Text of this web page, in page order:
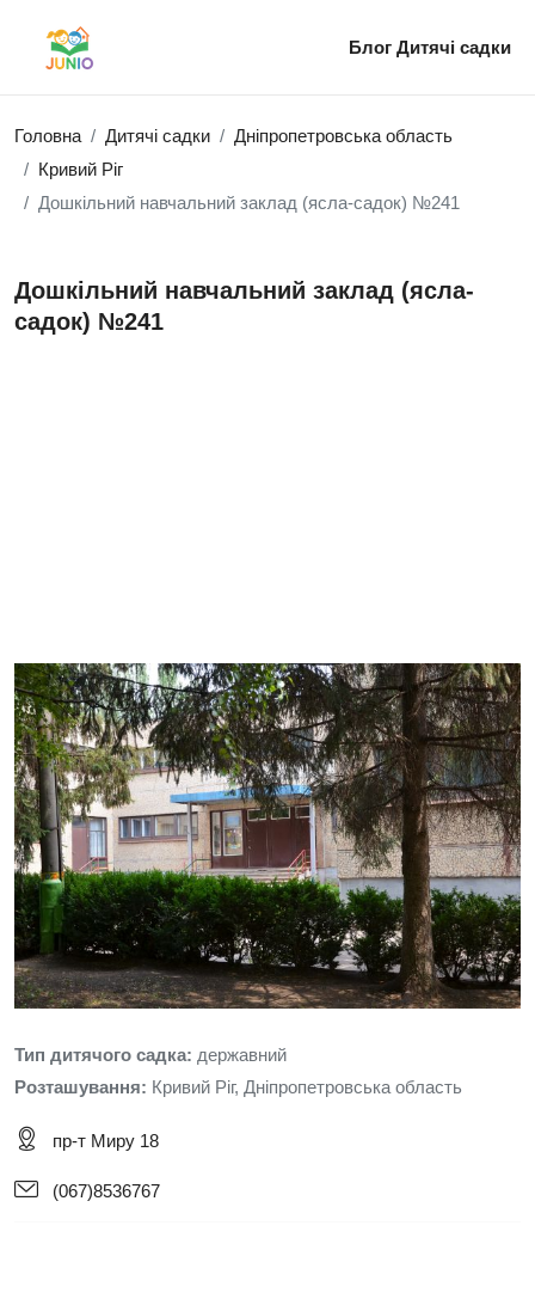
Блог Дитячі садки
Головна Дитячі садки
Дніпропетровська область
Кривий Ріг
Дошкільний навчальний заклад (ясла-садок) №241
Дошкільний навчальний заклад (ясла-
садок) №241
Тип дитячого садка: державний
Розташування: Кривий Ріг, Дніпропетровська область
пр-т Миру 18
(067)8536767